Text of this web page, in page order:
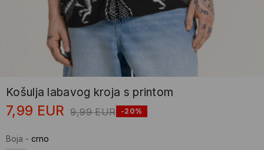
Košulja labavog kroja s printom
7,99 EUR 9,99 EUR -20%
Boja - crno